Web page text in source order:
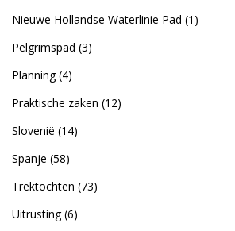
Nieuwe Hollandse Waterlinie Pad (1)
Pelgrimspad (3)
Planning(4)
Praktische zaken (12)
Slovenië (14)
Spanje (58)
Trektochten (73)
Uitrusting(6)